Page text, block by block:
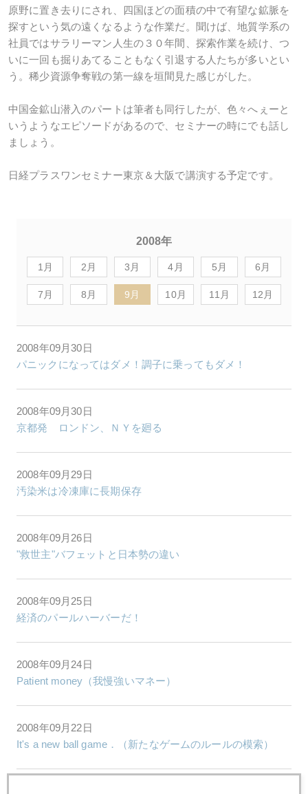
原野に置き去りにされ、四国ほどの面積の中で有望な鉱脈を
探すという気の遠くなるような作業だ。聞けば、地質学系の
社員ではサラリーマン人生の３０年間、探索作業を続け、つ
いに一回も掘りあてることもなく引退する人たちが多いとい
う。稀少資源争奪戦の第一線を垣間見た感じがした。
中国金鉱山潜入のパートは筆者も同行したが、色々へぇーと
いうようなエピソードがあるので、セミナーの時にでも話し
ましょう。
日経プラスワンセミナー東京＆大阪で講演する予定です。
2008年
1月 2月 3月 4月 5月 6月
7月 8月 9月 10月 11月 12月
2008年09月30日
パニックになってはダメ！調子に乗ってもダメ！
2008年09月30日
京都発 ロンドン、ＮＹを廻る
2008年09月29日
汚染米は冷凍庫に長期保存
2008年09月26日
"救世主"バフェットと日本勢の違い
2008年09月25日
経済のパールハーバーだ！
2008年09月24日
Patient money（我慢強いマネー）
2008年09月22日
It's a new ball game．（新たなゲームのルールの模索）